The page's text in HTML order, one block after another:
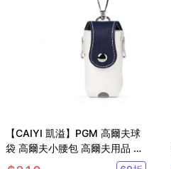
【CAIYI 凱溢】PGM 高爾夫球
袋 高爾夫小腰包 高爾夫用品 皮
革高爾夫球包